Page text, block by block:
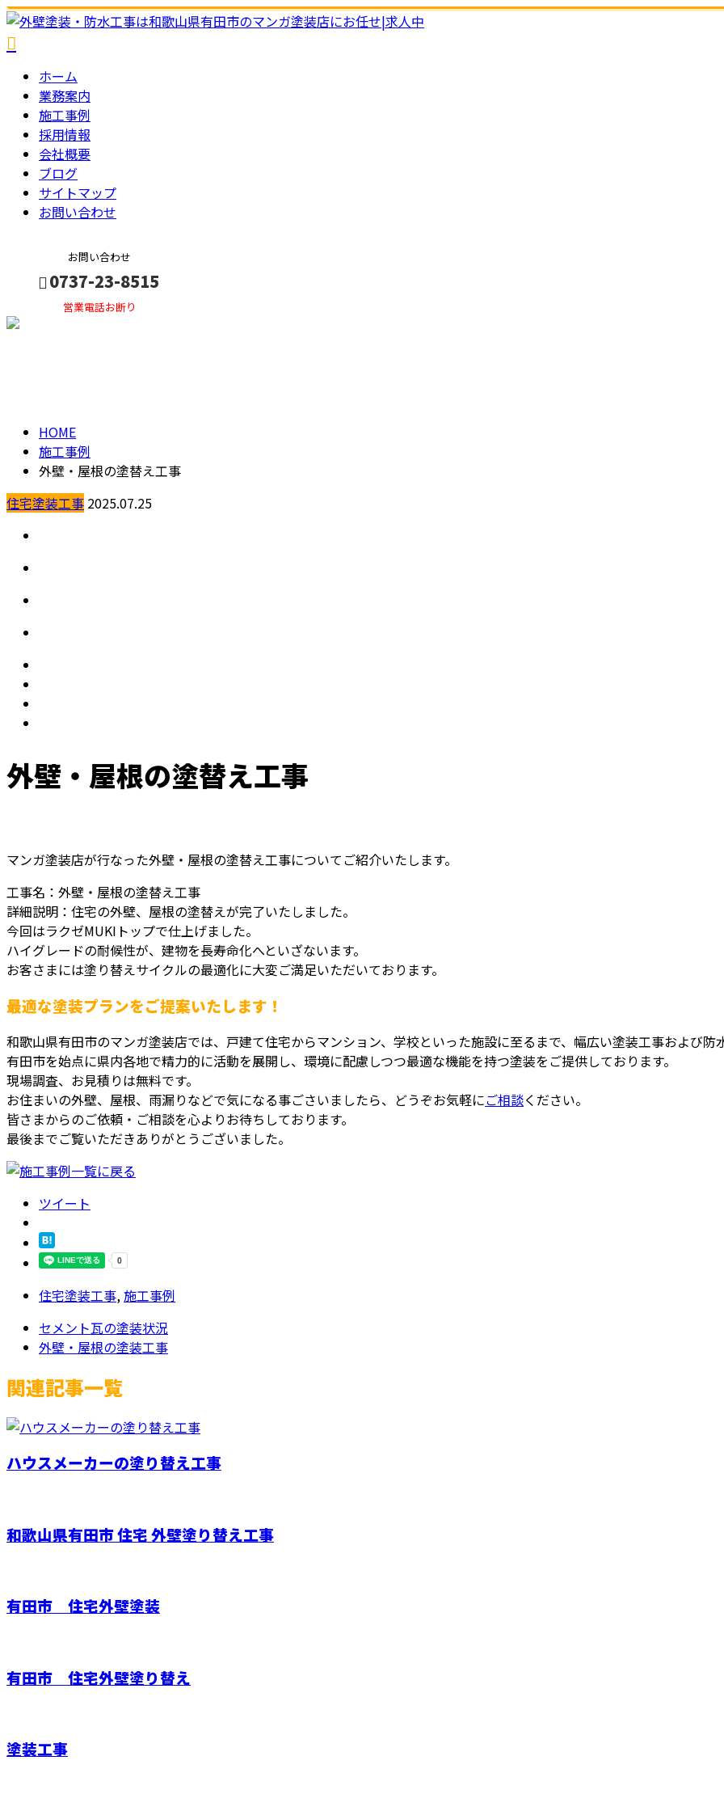
ホーム
業務案内
施工事例
採用情報
会社概要
ブログ
サイトマップ
お問い合わせ
お問い合わせ
0737-23-8515
営業電話お断り
HOME
施工事例
外壁・屋根の塗替え工事
住宅塗装工事 2025.07.25
外壁・屋根の塗替え工事
マンガ塗装店が行なった外壁・屋根の塗替え工事についてご紹介いたします。
工事名：外壁・屋根の塗替え工事
詳細説明：住宅の外壁、屋根の塗替えが完了いたしました。
今回はラクゼMUKIトップで仕上げました。
ハイグレードの耐候性が、建物を長寿命化へといざないます。
お客さまには塗り替えサイクルの最適化に大変ご満足いただいております。
最適な塗装プランをご提案いたします！
和歌山県有田市のマンガ塗装店では、戸建て住宅からマンション、学校といった施設に至るまで、幅広い塗装工事および防
有田市を始点に県内各地で精力的に活動を展開し、環境に配慮しつつ最適な機能を持つ塗装をご提供しております。
現場調査、お見積りは無料です。
お住まいの外壁、屋根、雨漏りなどで気になる事ごさいましたら、どうぞお気軽にご相談ください。
皆さまからのご依頼・ご相談を心よりお待ちしております。
最後までご覧いただきありがとうございました。
ツイート
住宅塗装工事,施工事例
セメント瓦の塗装状況
外壁・屋根の塗装工事
関連記事一覧
ハウスメーカーの塗り替え工事
和歌山県有田市 住宅 外壁塗り替え工事
有田市 住宅外壁塗装
有田市 住宅外壁塗り替え
塗装工事